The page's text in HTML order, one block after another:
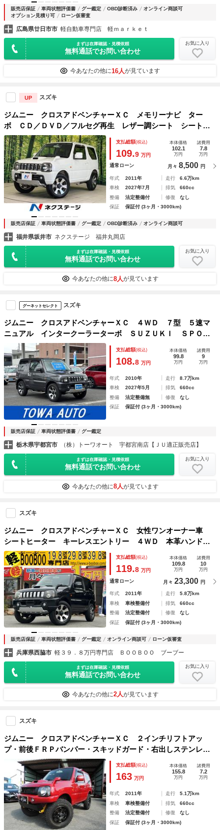
販売店保証 車両状態評価書 グー鑑定 OBD診断済み
オンライン商談可
オプション見積り可
ローン仮審査
広島県廿日市市 軽自動車専門店 軽ｍａｒｋｅｔ
まずは在庫確認・見積依頼
無料通話でお問い合わせ
お気に入り
今あなたの他に16人が見ています
UP スズキ
ジムニー クロスアドベンチャーＸＣ メモリーナビ ター
ボ ＣＤ／ＤＶＤ／フルセグ再生 レザー調シート シートヒ
ーター ＥＴＣ 純正１６インチアルミ Ｂｌｕｅｔｏｏｔ
ｈ パワーウィンドウ 電動格納ドアミラー
支払総額(税込)
109.9 万円
本体価格
102.1
万円
諸費用
7.8
万円
通常ローン 月々 8,500 円
年式 2011年 走行
6.6万km
車検
2027年7月 排気
660cc
整備
法定整備付 修復
なし
保証
保証付 (3ヶ月・3000km)
販売店保証 車両状態評価書 グー鑑定 OBD診断済み オンライン商談可
福井県坂井市 ネクステージ 福井丸岡店
まずは在庫確認・見積依頼
無料通話でお問い合わせ
お気に入り
今あなたの他に8人が見ています
グーネットセレクト スズキ
ジムニー クロスアドベンチャーＸＣ ４ＷＤ ７型 ５速マ
ニュアル インタークーラーターボ ＳＵＺＵＫＩ ＳＰＯＲ
Ｔサイドアンダーパイプ ＲＡＺＯシフトノブ 前席シートヒ
ーター ウィンカーミラー フォグランプ キーレス 純正１
６インチＡＷ
支払総額(税込)
108.8 万円
本体価格
99.8
万円
諸費用
9
万円
年式 2010年 走行
8.7万km
車検
2027年5月 排気
660cc
整備
法定整備無 修復
なし
保証
保証付 (3ヶ月・3000km)
販売店保証 車両状態評価書 グー鑑定
栃木県宇都宮市 （株）トーワオート 宇都宮南店【ＪＵ適正販売店】
まずは在庫確認・見積依頼
無料通話でお問い合わせ
お気に入り
今あなたの他に8人が見ています
スズキ
ジムニー クロスアドベンチャーＸＣ 女性ワンオーナー車
シートヒーター キーレスエントリー ４ＷＤ 本革ハンド
ル ターボ車 背面タイヤ レザーシート フォグランプ 電
動格納付ドアミラー フロアマット サイドバイザー ＡＢ
Ｓ エアバッグ
支払総額(税込)
119.8 万円
本体価格
109.8
万円
諸費用
10
万円
通常ローン 月々 23,300 円
年式 2011年 走行
5.8万km
車検
車検整備付 排気
660cc
整備
法定整備付 修復
なし
保証
保証付 (3ヶ月・3000km)
販売店保証 車両状態評価書 グー鑑定 オンライン商談可 ローン仮審査
兵庫県西脇市 軽３９．８万円専門店 ＢＯＯＢＯＯ ブーブー
まずは在庫確認・見積依頼
無料通話でお問い合わせ
お気に入り
今あなたの他に2人が見ています
スズキ
ジムニー クロスアドベンチャーＸＣ ２インチリフトアッ
プ・前後ＦＲＰバンパー・スキッドガード・右出しステンレス
マフラー・ジオランダーＭＴタイヤ・タニグチサイドステッ
プ・ステアリングダンパー・アイライン・外品マッドブラック
１６ＡＷ・
支払総額(税込)
163 万円
本体価格
155.8
万円
諸費用
7.2
万円
年式 2011年 走行
5.1万km
車検
車検整備付 排気
660cc
整備
法定整備付 修復
なし
保証
保証付 (3ヶ月・3000km)